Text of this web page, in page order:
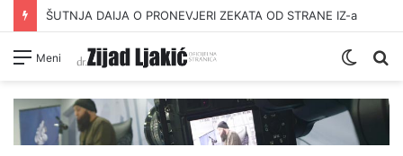
ŠUTNJA DAIJA O PRONEVJERI ZEKATA OD STRANE IZ-a
Meni
Switch